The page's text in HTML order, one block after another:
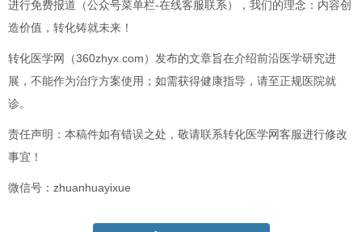
进行免费报道（公众号菜单栏-在线客服联系），我们的理念：内容创
造价值，转化铸就未来！
转化医学网（360zhyx.com）发布的文章旨在介绍前沿医学研究进
展，不能作为治疗方案使用；如需获得健康指导，请至正规医院就
诊。
责任声明：本稿件如有错误之处，敬请联系转化医学网客服进行修改
事宜！
微信号：zhuanhuayixue